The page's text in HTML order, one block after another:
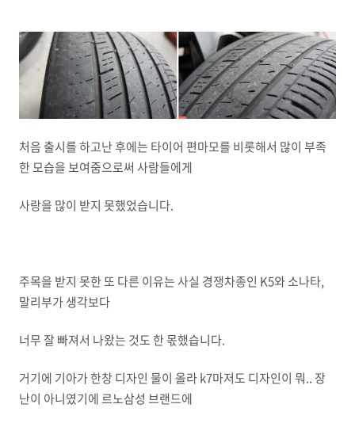
처음 출시를 하고난 후에는 타이어 편마모를 비롯해서 많이 부족
한 모습을 보여줌으로써 사람들에게
사랑을 많이 받지 못했었습니다.
주목을 받지 못한 또 다른 이유는 사실 경쟁차종인 K5와 소나타,
말리부가 생각보다
너무 잘 빠져서 나왔는 것도 한 몫했습니다.
거기에 기아가 한창 디자인 물이 올라 k7마저도 디자인이 뭐.. 장
난이 아니였기에 르노삼성 브랜드에